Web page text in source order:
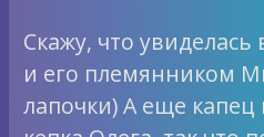
Скажу, что
и его племянником
лапочки) А еще капец